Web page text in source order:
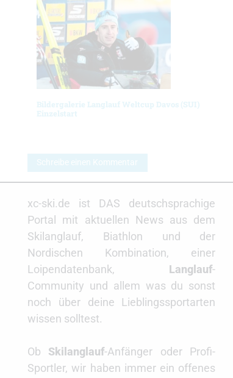
Bildergalerie Langlauf Weltcup Davos (SUI)
Einzelstart
Schreibe einen Kommentar
xc-ski.de ist DAS deutschsprachige
Portal mit aktuellen News aus dem
Skilanglauf, Biathlon und der
Nordischen Kombination, einer
Loipendatenbank, Langlauf-
Community und allem was du sonst
noch über deine Lieblingssportarten
wissen solltest.
Ob Skilanglauf-Anfänger oder Profi-
Sportler, wir haben immer ein offenes